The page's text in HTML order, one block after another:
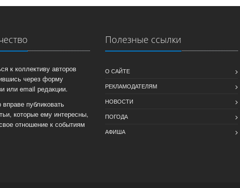
к коллективу авторов
через форму
или email редакции.
публиковать
которые ему интересны,
отношение к событиям
Полезные ссылки
О САЙТЕ
РЕКЛАМОДАТЕЛЯМ
НОВОСТИ
ПОГОДА
АФИША